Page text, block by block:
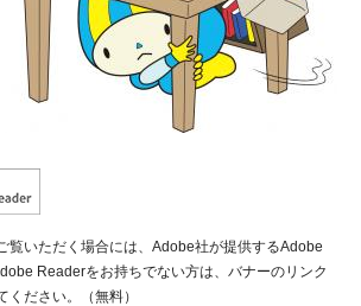
覧いただく場合には、Adobe社が提供するAdobe
Readerをお持ちでない方は、バナーのリンク
ださい。（無料）